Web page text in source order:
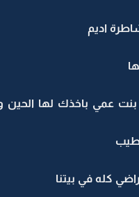
اديم
بنت عمي باخذك لها
كله في بيتنا